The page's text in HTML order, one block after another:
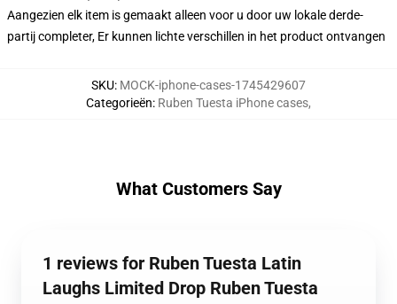
Aangezien elk item is gemaakt alleen voor u door uw lokale derde-
partij completer, Er kunnen lichte verschillen in het product ontvangen
SKU: MOCK-iphone-cases-1745429607
Categorieën: Ruben Tuesta iPhone cases,
What Customers Say
1 reviews for Ruben Tuesta Latin
Laughs Limited Drop Ruben Tuesta